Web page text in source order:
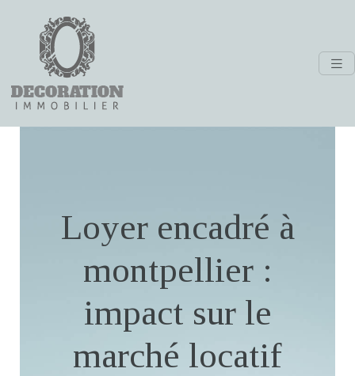
Loyer encadré à
montpellier :
impact sur le
marché locatif